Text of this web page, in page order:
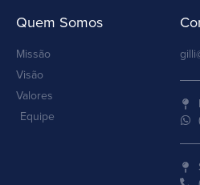
Quem Somos
Missão
Visão
Valores
Equipe